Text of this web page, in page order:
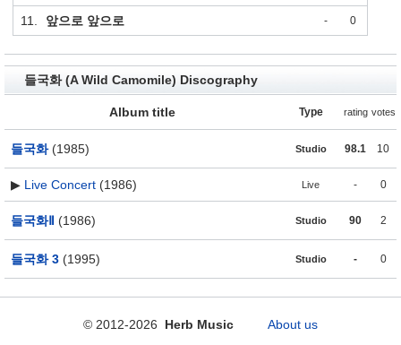
11. 앞으로 앞으로 - 0
들국화 (A Wild Camomile) Discography
Album title Type rating votes
들국화(1985) Studio 98.1 10
▶ Live Concert (1986) Live - 0
들국화Ⅱ (1986) Studio 90 2
들국화 3 (1995) Studio - 0
© 2012-2026 Herb Music About us